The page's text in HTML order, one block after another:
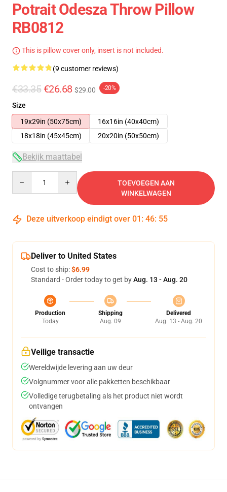
Potrait Odesza Throw Pillow
RB0812
This is pillow cover only, insert is not included.
(9 customer reviews)
€33.35 €26.68 $29.00 -20%
Size
19x29in (50x75cm)
16x16in (40x40cm)
18x18in (45x45cm)
20x20in (50x50cm)
Bekijk maattabel
TOEVOEGEN AAN
WINKELWAGEN
Deze uitverkoop eindigt over 01 : 46: 54
Deliver to United States
Cost to ship:$6.99
Standard - Order today to get byAug. 13 - Aug. 20
Production
Today
Shipping
Aug. 09
Delivered
Aug. 13 - Aug. 20
Veilige transactie
Wereldwijde levering aan uw deur
Volgnummer voor alle pakketten beschikbaar
Volledige terugbetaling als het product niet wordt
ontvangen